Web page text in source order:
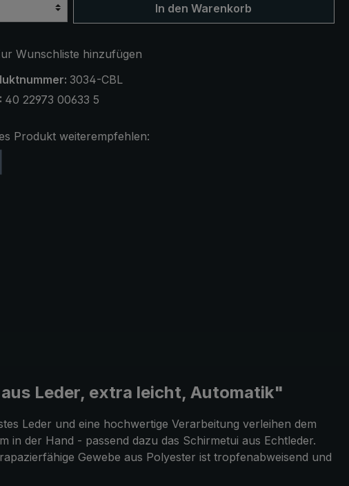
In den Warenkorb
Wunschliste hinzufügen
3034-CBL
40 22973 00633 5
Produkt weiterempfehlen:
Leder, extra leicht, Automatik"
Leder und eine hochwertige Verarbeitung verleihen dem
in der Hand - passend dazu das Schirmetui aus Echtleder.
Gewebe aus Polyester ist tropfenabweisend und